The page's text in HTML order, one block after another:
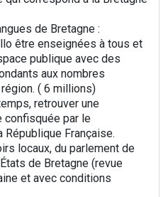
de Bretagne :
être enseignées à tous et
publique avec des
aux nombres
( 6 millions)
retrouver une
confisquée par le
Française.
locaux, du parlement de
de Bretagne (revue
et avec conditions